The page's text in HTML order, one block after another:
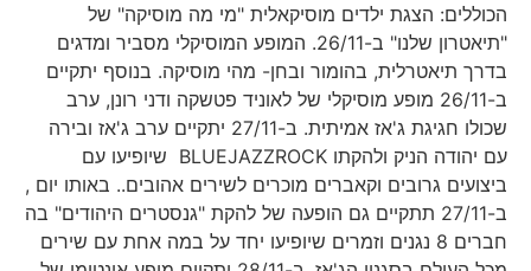
הכוללים: הצגת ילדים מוסיקאלית "מי מה מוסיקה" של
"תיאטרון שלנו" ב-26/11. המופע המוסיקלי מסביר ומדגים
בדרך תיאטרלית, בהומור ובחן- מהי מוסיקה. בנוסף יתקיים
ב-26/11 מופע מוסיקלי של לאוניד פטשקה ודני רונן, ערב
שכולו חגיגת ג'אז אמיתית. ב-27/11 יתקיים ערב ג'אז ובירה
עם יהודה הניק ולהקתו BLUEJAZZROCK שיופיעו עם
ביצועים גרובים וקאברים מוכרים לשירים אהובים.. באותו יום ,
ב-27/11 תתקיים גם הופעה של להקת "גנסטרים היהודים" בה
חברים 8 נגנים וזמרים שיופיעו יחד על במה אחת עם שירים